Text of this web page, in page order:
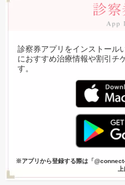
診察券アプリをインストール
におすすめ治療情報や割引チ
す。
※アプリから登録する際は「